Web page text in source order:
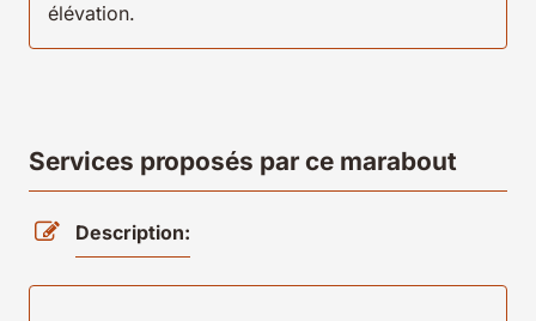
élévation.
Services proposés par ce marabout
Description: